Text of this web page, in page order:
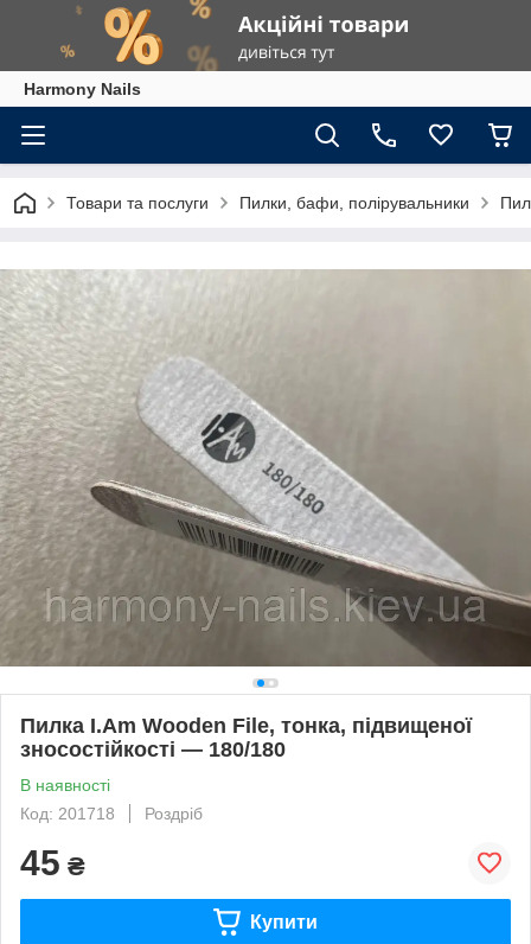
Harmony Nails
Товари та послуги Пилки, бафи, полірувальники
Пилка I.Am Wooden File, тонка, підвищеної
зносостійкості — 180/180
В наявності
Код: 201718
Роздріб
45 ₴
Купити